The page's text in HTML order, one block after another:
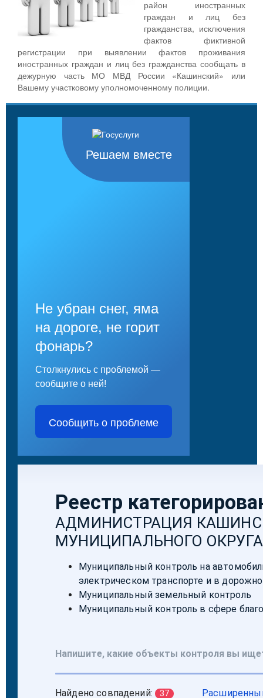
район иностранных
граждан и лиц без
гражданства, исключения
фактов фиктивной
регистрации при выявлении фактов проживания
иностранных граждан и лиц без гражданства сообщать в
дежурную часть МО МВД России «Кашинский» или
Вашему участковому уполномоченному полиции.
Решаем вместе
Не убран снег, яма
на дороге, не горит
фонарь?
Столкнулись с проблемой —
сообщите о ней!
Сообщить о проблеме